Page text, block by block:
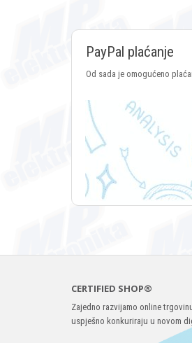
PayPal plaćanje
Od sada je omogućeno
CERTIFIED SHOP®
Zajedno razvijamo online
uspješno konkuriraju u novom